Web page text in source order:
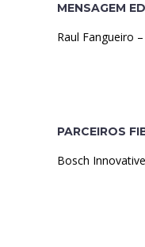
MENSAGEM
Raul Fangueiro
PARCEIROS
Bosch